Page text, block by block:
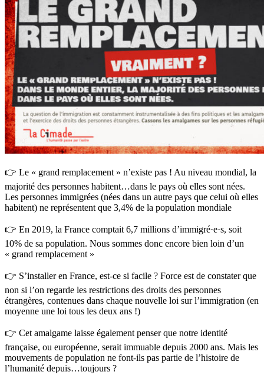
👉 Le « grand remplacement » n’existe pas ! Au niveau mondial, la
majorité des personnes habitent…dans le pays où elles sont nées.
Les personnes immigrées (nées dans un autre pays que celui où elles
habitent) ne représentent que 3,4% de la population mondiale
👉 En 2019, la France comptait 6,7 millions d’immigré·e·s, soit
10% de sa population. Nous sommes donc encore bien loin d’un
« grand remplacement »
👉 S’installer en France, est-ce si facile ? Force est de constater que
non si l’on regarde les restrictions des droits des personnes
étrangères, contenues dans chaque nouvelle loi sur l’immigration (en
moyenne une loi tous les deux ans !)
👉 Cet amalgame laisse également penser que notre identité
française, ou européenne, serait immuable depuis 2000 ans. Mais les
mouvements de population ne font-ils pas partie de l’histoire de
l’humanité depuis…toujours ?